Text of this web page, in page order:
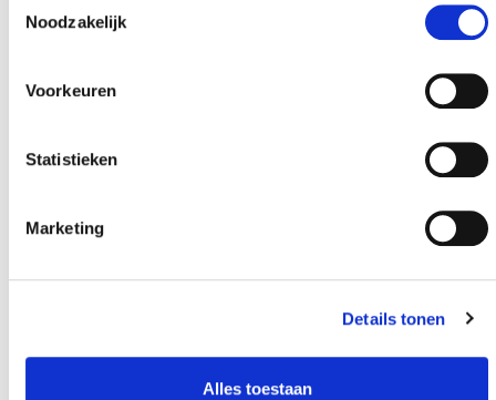
Noodzakelijk
Voorkeuren
Statistieken
Marketing
Details tonen
Alles toestaan